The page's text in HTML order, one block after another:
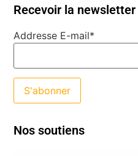
Recevoir la
Addresse E-mail*
Nos soutiens